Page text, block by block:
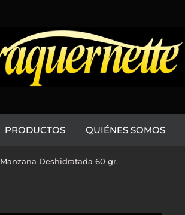
PRODUCTOS QUIÉNES SOMOS
Manzana Deshidratada 60 gr.